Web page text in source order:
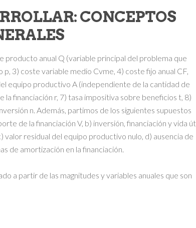
CONCEPTOS
producto anual Q (variable principal del problema que
3) coste variable medio Cvme, 4) coste fijo anual CF,
equipo productivo A (independiente de la cantidad de
financiación r, 7) tasa impositiva sobre beneficios t, 8)
n. Además, partimos de los siguientes supuestos
de la financiación V, b) inversión, financiación y vida
residual del equipo productivo nulo, d) ausencia de
de amortización en la financiación.
a partir de las magnitudes y variables anuales que son